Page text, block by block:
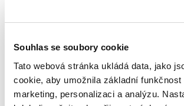
Souhlas se soubory cookie
Tato webová stránka ukládá data, jako
cookie, aby umožnila základní
marketing, personalizaci a analýzu.
Zatímco rozdělení textu do
důležité, přílišné rozdrobení může
škodlivé jako dlouhé bloky textu.